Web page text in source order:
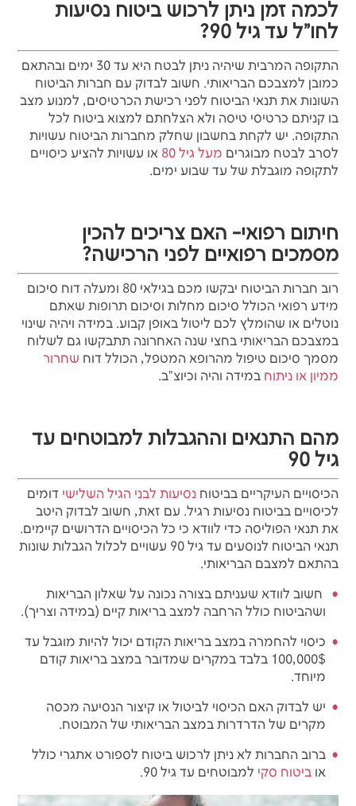
לכמה זמן ניתן לרכוש ביטוח נסיעות
לחו"ל עד גיל 90?
התקופה המרבית שיהיה ניתן לבטח היא עד 30 ימים ובהתאם
כמובן למצבכם הבריאותי. חשוב לבדוק עם חברות הביטוח
השונות את תנאי הביטוח לפני רכישת הכרטיסים, למנוע מצב
בו קניתם כרטיסי טיסה ולא הצלחתם למצוא ביטוח לכל
התקופה. יש לקחת בחשבון שחלק מחברות הביטוח עשויות
לסרב לבטח מבוגרים מעל גיל 80
או עשויות להציע כיסויים
לתקופה מוגבלת של עד שבוע ימים.
חיתום רפואי- האם צריכים להכין
מסמכים רפואיים לפני הרכישה?
רוב חברות הביטוח יבקשו מכם בגילאי 80 ומעלה דוח סיכום
מידע רפואי הכולל סיכום מחלות וסיכום תרופות שאתם
נוטלים או שהומלץ לכם ליטול באופן קבוע. במידה ויהיה שינוי
במצבכם הבריאותי בחצי שנה האחרונה תתבקשו גם לשלוח
מסמך סיכום טיפול מהרופא המטפל, הכולל דוח שחרור
ממיון או ניתוח במידה והיה וכיוצ"ב.
מהם התנאים וההגבלות למבוטחים עד
גיל 90
הכיסויים העיקריים בביטוחנסיעות לבני הגיל השלישי דומים
לכיסויים בביטוח נסיעות רגיל. עם זאת, חשוב לבדוק היטב
את תנאי הפוליסה כדי לוודא כי כל הכיסויים הדרושים קיימים.
תנאי הביטוח לנוסעים עד גיל 90 עשויים לכלול הגבלות שונות
בהתאם למצבם הבריאותי.
חשוב לוודא שעניתם בצורה נכונה על שאלון הבריאות
ושהביטוח כולל הרחבה למצב בריאות קיים (במידה וצריך).
כיסוי להחמרה במצב בריאות הקודם יכול להיות מוגבל עד
100,000$ בלבד במקרים שמדובר במצב בריאות קודם
מיוחד.
יש לבדוק האם הכיסוי לביטול או קיצור הנסיעה מכסה
מקרים של הדרדרות במצב הבריאותי של המבוטח.
ברוב החברות לא ניתן לרכוש ביטוח לספורט אתגרי כולל
אוביטוח סקי למבוטחים עד גיל 90.